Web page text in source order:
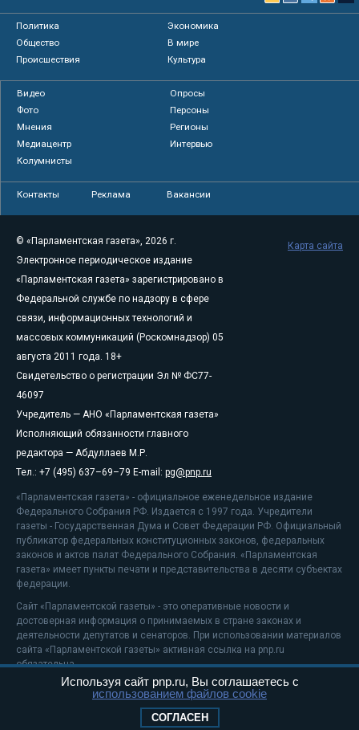
Политика
Экономика
Общество
В мире
Происшествия
Культура
Видео
Опросы
Фото
Персоны
Мнения
Регионы
Медиацентр
Интервью
Колумнисты
Контакты Реклама Вакансии
© «Парламентская газета», 2026 г.
Электронное периодическое издание
«Парламентская газета» зарегистрировано в
Федеральной службе по надзору в сфере
связи, информационных технологий и
массовых коммуникаций (Роскомнадзор) 05
августа 2011 года. 18+
Свидетельство о регистрации Эл № ФС77-
46097
Учредитель — АНО «Парламентская газета»
Исполняющий обязанности главного
редактора — Абдуллаев М.Р.
Тел.: +7 (495) 637–69–79 E-mail: pg@pnp.ru
«Парламентская газета» - официальное еженедельное издание
Федерального Собрания РФ. Издается с 1997 года. Учредители
газеты - Государственная Дума и Совет Федерации РФ. Официальный
публикатор федеральных конституционных законов, федеральных
законов и актов палат Федерального Собрания. «Парламентская
газета» имеет пункты печати и представительства в десяти субъектах
федерации.
Сайт «Парламентской газеты» - это оперативные новости и
достоверная информация о принимаемых в стране законах и
деятельности депутатов и сенаторов. При использовании материалов
сайта «Парламентской газеты» активная ссылка на pnp.ru
обязательна.
На информационном ресурсе применяютсярекомендательные
Положение о защите персональных данных
Карта сайта
Используя сайт pnp.ru, Вы соглашаетесь с
использованием файлов cookie
СОГЛАСЕН